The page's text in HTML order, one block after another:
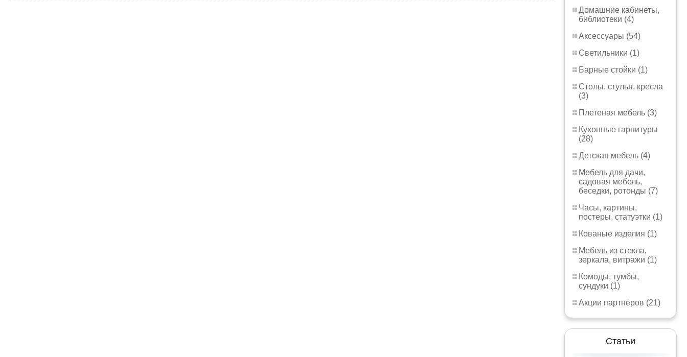
Домашние кабинеты,
библиотеки (4)
Аксессуары (54)
Светильники (1)
Барные стойки (1)
Столы, стулья, кресла
(3)
Плетеная мебель (3)
Кухонные гарнитуры
(28)
Детская мебель (4)
Мебель для дачи,
садовая мебель,
беседки, ротонды (7)
Часы, картины,
постеры, статуэтки (1)
Кованые изделия (1)
Мебель из стекла,
зеркала, витражи (1)
Комоды, тумбы,
сундуки (1)
Акции партнёров (21)
Статьи